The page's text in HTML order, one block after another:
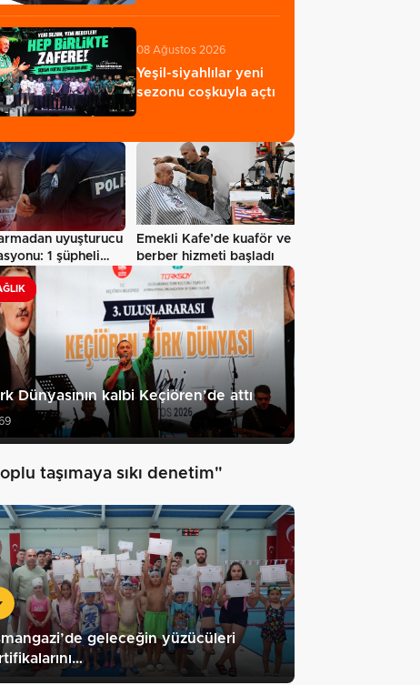
08 Ağustos 2026
Yeşil-siyahlılar yeni
sezonu coşkuyla açtı
uyuşturucu
1 şüpheli
Emekli Kafe’de kuaför ve
berber hizmeti başladı
Dünyasının kalbi Keçiören’de attı
taşımaya sıkı denetim"
geleceğin yüzücüleri